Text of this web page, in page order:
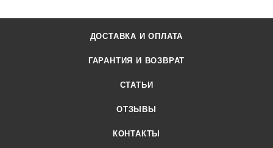
ДОСТАВКА И ОПЛАТА
ГАРАНТИЯ И ВОЗВРАТ
СТАТЬИ
ОТЗЫВЫ
КОНТАКТЫ